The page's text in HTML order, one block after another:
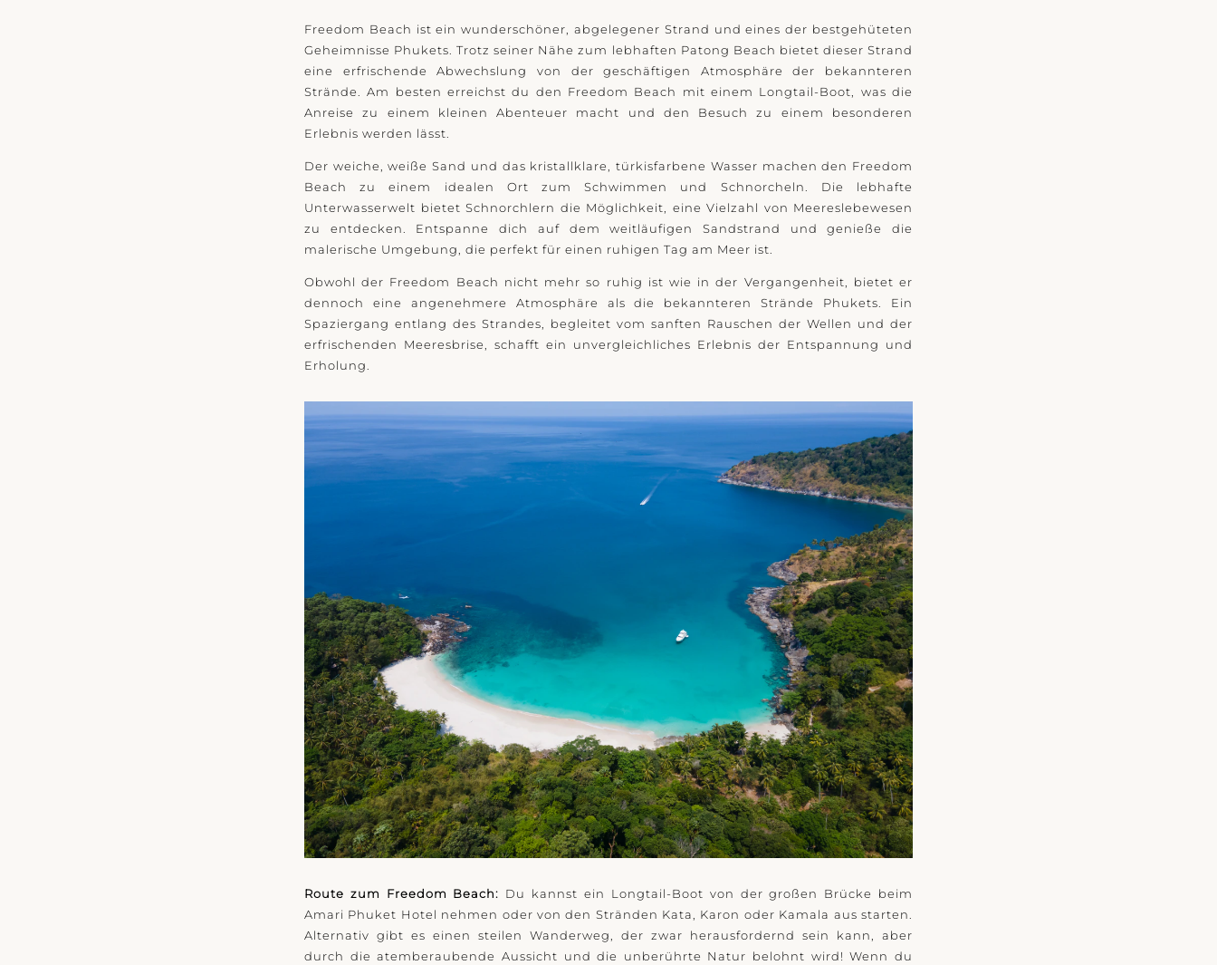
Freedom Beach ist ein wunderschöner, abgelegener Strand und eines der bestgehüteten
Geheimnisse Phukets. Trotz seiner Nähe zum lebhaften Patong Beach bietet dieser Strand
eine erfrischende Abwechslung von der geschäftigen Atmosphäre der bekannteren
Strände. Am besten erreichst du den Freedom Beach mit einem Longtail-Boot, was die
Anreise zu einem kleinen Abenteuer macht und den Besuch zu einem besonderen
Erlebnis werden lässt.
Der weiche, weiße Sand und das kristallklare, türkisfarbene Wasser machen den Freedom
Beach zu einem idealen Ort zum Schwimmen und Schnorcheln. Die lebhafte
Unterwasserwelt bietet Schnorchlern die Möglichkeit, eine Vielzahl von Meereslebewesen
zu entdecken. Entspanne dich auf dem weitläufigen Sandstrand und genieße die
malerische Umgebung, die perfekt für einen ruhigen Tag am Meer ist.
Obwohl der Freedom Beach nicht mehr so ruhig ist wie in der Vergangenheit, bietet er
dennoch eine angenehmere Atmosphäre als die bekannteren Strände Phukets. Ein
Spaziergang entlang des Strandes, begleitet vom sanften Rauschen der Wellen und der
erfrischenden Meeresbrise, schafft ein unvergleichliches Erlebnis der Entspannung und
Erholung.
Route zum Freedom Beach: Du kannst ein Longtail-Boot von der großen Brücke beim
Amari Phuket Hotel nehmen oder von den Stränden Kata, Karon oder Kamala aus starten.
Alternativ gibt es einen steilen Wanderweg, der zwar herausfordernd sein kann, aber
durch die atemberaubende Aussicht und die unberührte Natur belohnt wird! Wenn du